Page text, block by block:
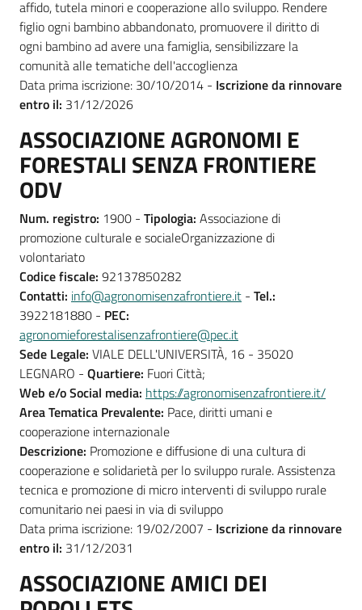
affido, tutela minori e cooperazione allo sviluppo. Rendere
figlio ogni bambino abbandonato, promuovere il diritto di
ogni bambino ad avere una famiglia, sensibilizzare la
comunità alle tematiche dell'accoglienza
Data prima iscrizione: 30/10/2014 - Iscrizione da rinnovare
entro il: 31/12/2026
ASSOCIAZIONE AGRONOMI E
FORESTALI SENZA FRONTIERE
ODV
Num. registro: 1900 - Tipologia: Associazione di
promozione culturale e socialeOrganizzazione di
volontariato
Codice fiscale: 92137850282
Contatti: info@agronomisenzafrontiere.it - Tel.:
3922181880 - PEC:
agronomieforestalisenzafrontiere@pec.it
Sede Legale: VIALE DELL'UNIVERSITÀ, 16 - 35020
LEGNARO - Quartiere: Fuori Città;
Web e/o Social media: https://agronomisenzafrontiere.it/
Area Tematica Prevalente: Pace, diritti umani e
cooperazione internazionale
Descrizione: Promozione e diffusione di una cultura di
cooperazione e solidarietà per lo sviluppo rurale. Assistenza
tecnica e promozione di micro interventi di sviluppo rurale
comunitario nei paesi in via di sviluppo
Data prima iscrizione: 19/02/2007 - Iscrizione da rinnovare
entro il: 31/12/2031
ASSOCIAZIONE AMICI DEI